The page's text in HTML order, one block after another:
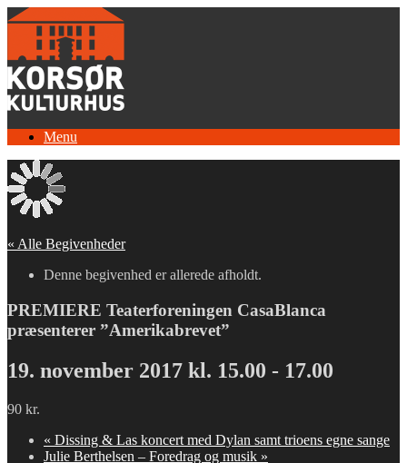
Gå
indhold
Menu
« Alle Begivenheder
Denne begivenhed er allerede afholdt.
PREMIERE Teaterforeningen CasaBlanca
præsenterer ”Amerikabrevet”
19. november 2017 kl. 15.00 - 17.00
90 kr.
« Dissing & Las koncert med Dylan samt trioens egne sange
Julie Berthelsen – Foredrag og musik »